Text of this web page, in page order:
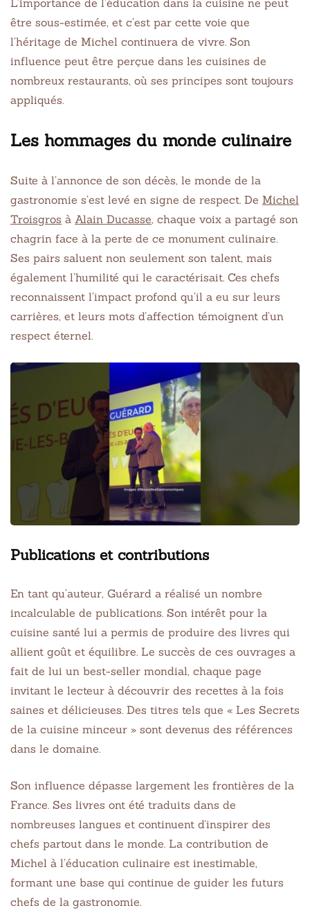
L’importance de l’éducation dans la cuisine ne peut
être sous-estimée, et c’est par cette voie que
l’héritage de Michel continuera de vivre. Son
influence peut être perçue dans les cuisines de
nombreux restaurants, où ses principes sont toujours
appliqués.
Les hommages du monde culinaire
Suite à l’annonce de son décès, le monde de la
gastronomie s’est levé en signe de respect. De Michel
Troisgros à Alain Ducasse, chaque voix a partagé son
chagrin face à la perte de ce monument culinaire.
Ses pairs saluent non seulement son talent, mais
également l’humilité qui le caractérisait. Ces chefs
reconnaissent l’impact profond qu’il a eu sur leurs
carrières, et leurs mots d’affection témoignent d’un
respect éternel.
Publications et contributions
En tant qu’auteur, Guérard a réalisé un nombre
incalculable de publications. Son intérêt pour la
cuisine santé lui a permis de produire des livres qui
allient goût et équilibre. Le succès de ces ouvrages a
fait de lui un best-seller mondial, chaque page
invitant le lecteur à découvrir des recettes à la fois
saines et délicieuses. Des titres tels que « Les Secrets
de la cuisine minceur » sont devenus des références
dans le domaine.
Son influence dépasse largement les frontières de la
France. Ses livres ont été traduits dans de
nombreuses langues et continuent d’inspirer des
chefs partout dans le monde. La contribution de
Michel à l’éducation culinaire est inestimable,
formant une base qui continue de guider les futurs
chefs de la gastronomie.